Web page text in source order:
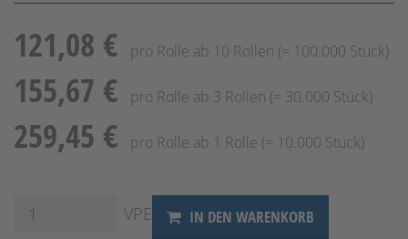
121,08 € pro Rolle ab 10 Rollen (= 100.000 Stück)
155,67 € pro Rolle ab 3 Rollen (= 30.000 Stück)
259,45 € pro Rolle ab 1 Rolle (= 10.000 Stück)
VPE IN DEN WARENKORB